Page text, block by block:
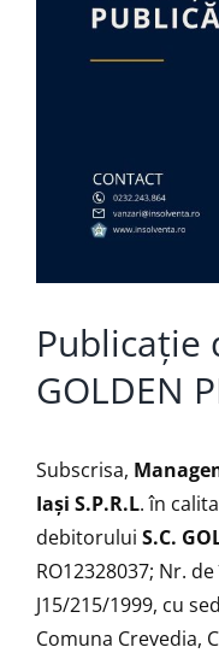
Publicație
GOLDEN
Subscrisa,
Iaşi S.P.R.L. în
debitorului S.C.
RO12328037; Nr.
J15/215/1999, cu
Comuna Crevedia,